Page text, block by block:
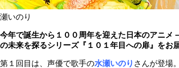
瀬いのり
今年で誕生から１００周年を迎えた日本のアニメ
の未来を探るシリーズ『１０１年目への扉』をお
第１回目は、声優で歌手の水瀬いのり さんが登場